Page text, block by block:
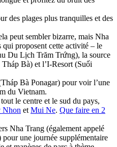
des plages plus tranquilles et des
peut sembler bizarre, mais Nha
proposent cette activité – le
Du Lịch Trăm Trứng), la source
Bà) et l’I-Resort (Suối
Bà Ponagar) pour voir l’une
du Vietnam.
le centre et le sud du pays,
Nhon etMui Ne. Que faire en 2
Nha Trang (également appelé
une journée supplémentaire